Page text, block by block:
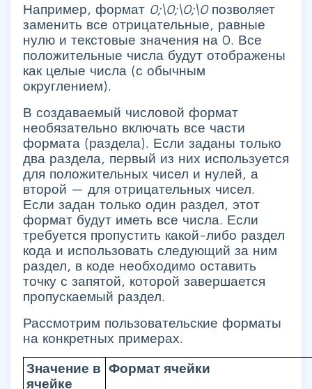
Например, формат 0;\0;\0;\0 позволяет
заменить все отрицательные, равные
нулю и текстовые значения на 0. Все
положительные числа будут отображены
как целые числа (с обычным
округлением).
В создаваемый числовой формат
необязательно включать все части
формата (раздела). Если заданы только
два раздела, первый из них используется
для положительных чисел и нулей, а
второй — для отрицательных чисел.
Если задан только один раздел, этот
формат будут иметь все числа. Если
требуется пропустить какой-либо раздел
кода и использовать следующий за ним
раздел, в коде необходимо оставить
точку с запятой, которой завершается
пропускаемый раздел.
Рассмотрим пользовательские форматы
на конкретных примерах.
Значение в
ячейке
Формат ячейки